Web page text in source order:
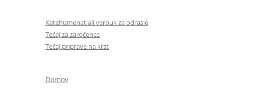
Katehumenat ali verouk za odrasle
Tečaj za zaročence
Tečaj priprave na krst
Domov